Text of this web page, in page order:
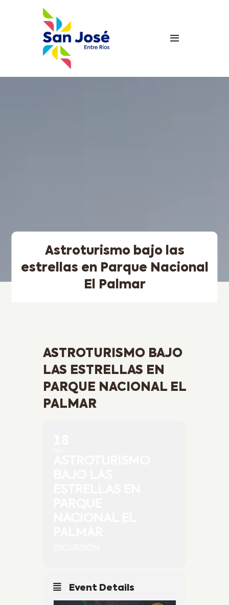
Astroturismo bajo las
estrellas en Parque Nacional
El Palmar
ASTROTURISMO BAJO
LAS ESTRELLAS EN
PARQUE NACIONAL EL
PALMAR
Event Details